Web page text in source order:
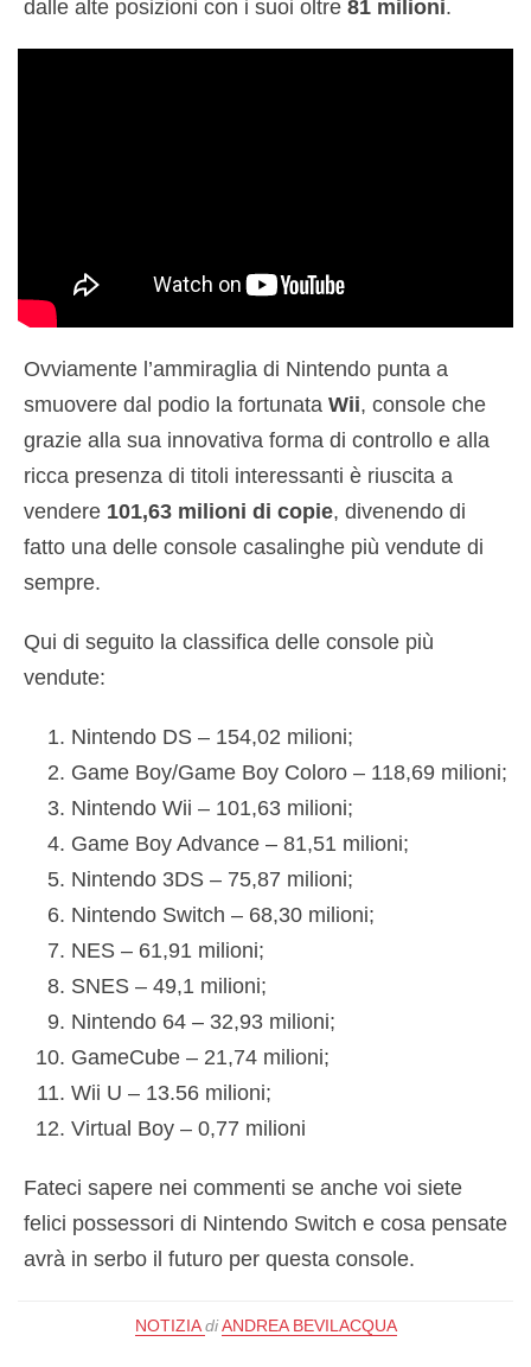
dalle alte posizioni con i suoi oltre 81 milioni.
Ovviamente l’ammiraglia di Nintendo punta a
smuovere dal podio la fortunata Wii, console che
grazie alla sua innovativa forma di controllo e alla
ricca presenza di titoli interessanti è riuscita a
vendere 101,63 milioni di copie, divenendo di
fatto una delle console casalinghe più vendute di
sempre.
Qui di seguito la classifica delle console più
vendute:
Nintendo DS – 154,02 milioni;
Game Boy/Game Boy Coloro – 118,69 milioni;
Nintendo Wii – 101,63 milioni;
Game Boy Advance – 81,51 milioni;
Nintendo 3DS – 75,87 milioni;
Nintendo Switch – 68,30 milioni;
NES – 61,91 milioni;
SNES – 49,1 milioni;
Nintendo 64 – 32,93 milioni;
GameCube – 21,74 milioni;
Wii U – 13.56 milioni;
Virtual Boy – 0,77 milioni
Fateci sapere nei commenti se anche voi siete
felici possessori di Nintendo Switch e cosa pensate
avrà in serbo il futuro per questa console.
NOTIZIA di ANDREA BEVILACQUA